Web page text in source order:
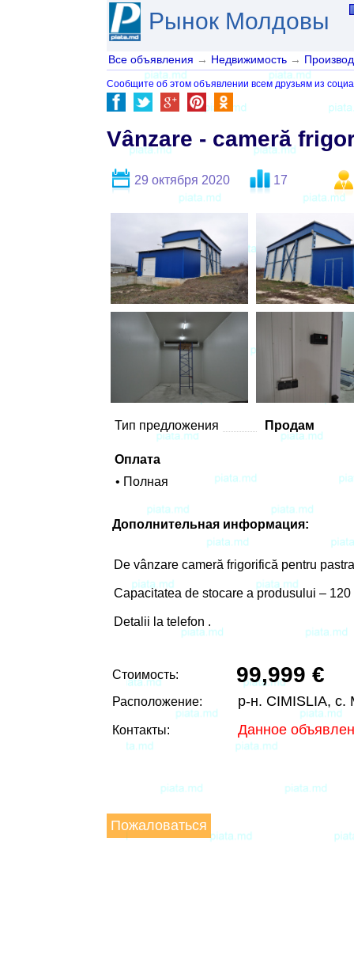
Рынок Молдовы
Все объявления → Недвижимость →
Сообщите об этом объявлении всем друзьям из
Vânzare - cameră
29 октября 2020 17
Тип предложения Продам
Оплата
• Полная
Дополнительная информация:
De vânzare cameră frigorifică pentru
Capacitatea de stocare a produsului – 120
Detalii la telefon .
Стоимость: 99,999 €
Расположение: р-н. CIMISLIA, с.
Контакты: Данное
Пожаловаться